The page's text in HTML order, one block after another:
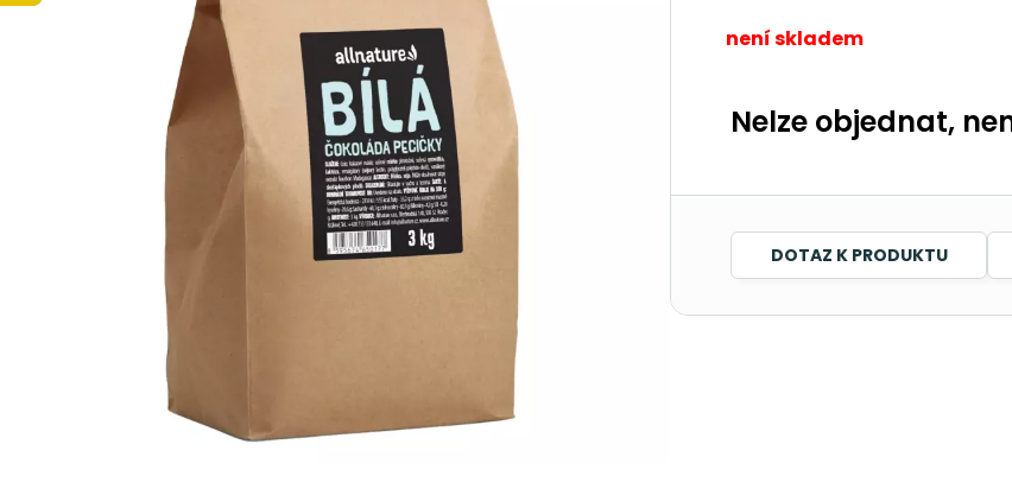
není skladem
Nelze objednat,
DOTAZ K PRODUKTU